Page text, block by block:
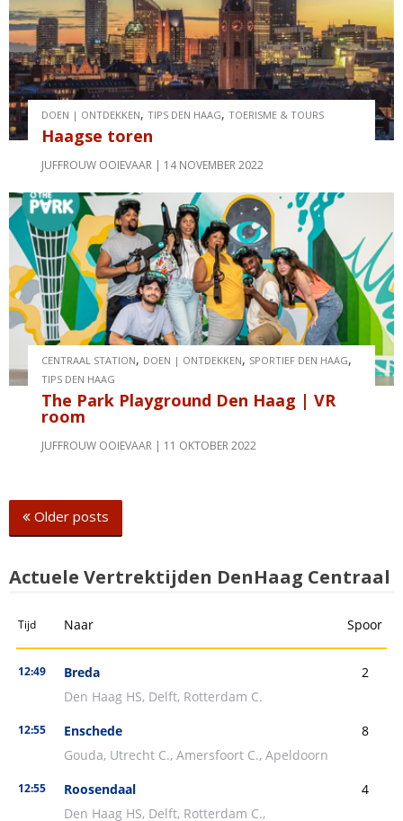
DOEN | ONTDEKKEN,TIPS DEN HAAG,TOERISME & TOURS
Haagse toren
JUFFROUW OOIEVAAR 14 NOVEMBER 2022
CENTRAAL STATION, DOEN | ONTDEKKEN, SPORTIEF DEN HAAG,
TIPS DEN HAAG
The Park Playground Den Haag | VR
room
JUFFROUW OOIEVAAR 11 OKTOBER 2022
navigation
Older posts
Actuele Vertrektijden DenHaag Centraal